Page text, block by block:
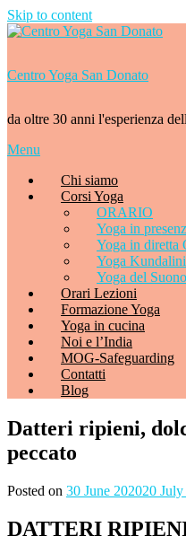
Skip to content
Centro Yoga San Donato
da oltre 30 anni l'esperienza
Menu
Chi siamo
Corsi Yoga
ORARIO
Yoga in
Yoga in diretta
Yoga
Yoga del Suono
Orari Lezioni
Formazione Yoga
Yoga in cucina
Noi e l’India
MOG-Safeguarding
Contatti
Blog
Datteri ripieni,
peccato
Posted on 30 June 202020
DATTERI